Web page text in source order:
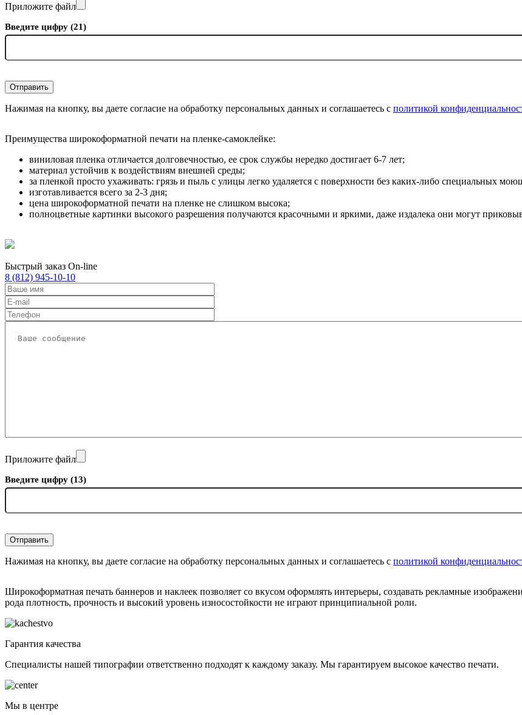
Приложите файл
Введите цифру (21)
Отправить
Нажимая на кнопку, вы даете согласие на обработку персональных данных и соглашаетесь c политикой
Преимущества широкоформатной печати на пленке-самоклейке:
виниловая пленка отличается долговечностью, ее срок службы нередко достигает 6-7 лет;
материал устойчив к воздействиям внешней среды;
за пленкой просто ухаживать: грязь и пыль с улицы легко удаляется с поверхности без каких-либо специальных
изготавливается всего за 2-3 дня;
цена широкоформатной печати на пленке не слишком высока;
полноцветные картинки высокого разрешения получаются красочными и яркими, даже издалека они могут
Быстрый заказ On-line
8 (812) 945-10-10
Приложите файл
Введите цифру (13)
Отправить
Нажимая на кнопку, вы даете согласие на обработку персональных данных и соглашаетесь c политикой
Широкоформатная печать баннеров и наклеек позволяет со вкусом оформлять интерьеры, создавать рекламные
рода плотность, прочность и высокий уровень износостойкости не играют принципиальной роли.
Гарантия качества
Специалисты нашей типографии ответственно подходят к каждому заказу. Мы гарантируем высокое качество печати.
Мы в центре